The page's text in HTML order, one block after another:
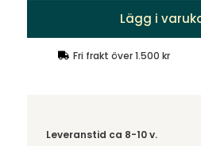
Lägg i
Fri frakt över 1.500 kr
Leveranstid ca 8-10 v.